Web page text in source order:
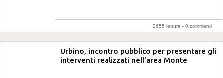
2655 letture - 0 commenti
Urbino, incontro pubblico per presentare gli
interventi realizzati nell'area Monte